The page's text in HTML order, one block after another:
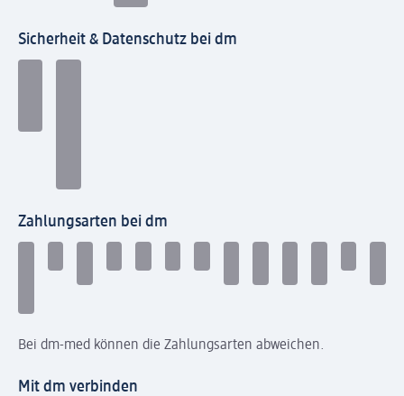
Sicherheit & Datenschutz bei dm
Zahlungsarten bei dm
Bei dm-med können die Zahlungsarten abweichen.
Mit dm verbinden